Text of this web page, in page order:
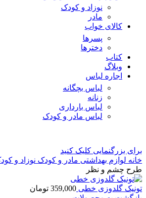
نوزاد و کودک
مادر
کالای خواب
پسرها
دخترها
کتاب
وبلاگ
اجاره لباس
لباس بچگانه
زنانه
لباس بارداری
لباس مادر و کودک
برای بزرگنمایی کلیک کنید
خانه لوازم بهداشتی مادر و کودک نوزاد و
طرح چشم و نظر
تونیک گلدوزی خطی 359,000 تومان